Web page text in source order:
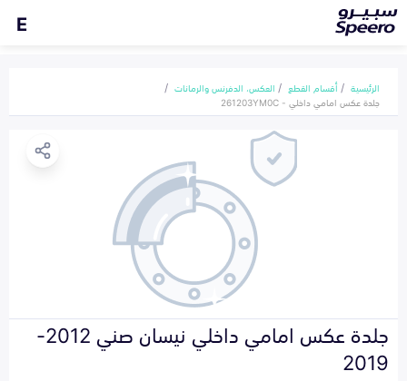
E
الرئيسية أقسام القطع
العكس، الدفرنس والرمانات
جلدة عكس امامي داخلي - 261203YM0C
جلدة عكس امامي داخلي نيسان صني 2012-
2019